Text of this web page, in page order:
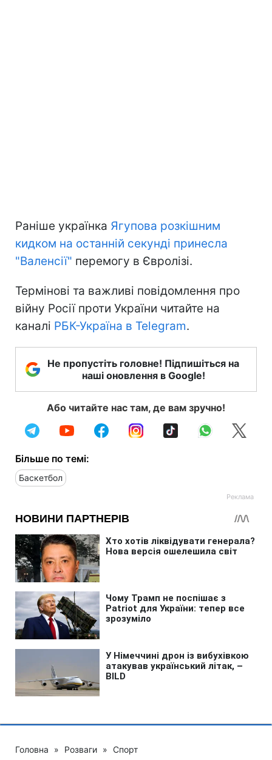
Раніше українка Ягупова розкішним
кидком на останній секунді принесла
"Валенсії" перемогу в Євролізі.
Термінові та важливі повідомлення про
війну Росії проти України читайте на
каналі РБК-Україна в Telegram.
Не пропустіть головне! Підпишіться на
наші оновлення в Google!
Або читайте нас там, де вам зручно!
Більше по темі:
Баскетбол
Головна » Розваги » Спорт